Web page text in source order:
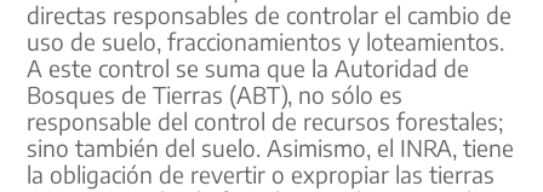
directas responsables de controlar el cambio de
uso de suelo, fraccionamientos y loteamientos.
A este control se suma que la Autoridad de
Bosques de Tierras (ABT), no sólo es
responsable del control de recursos forestales;
sino también del suelo. Asimismo, el INRA, tiene
la obligación de revertir o expropiar las tierras